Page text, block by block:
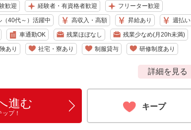
歓迎 経験者・有資格者歓迎 フリーター歓迎
（40代～）活躍中 高収入・高額 昇給あり 週払い
車通勤OK 残業ほぼなし 残業少なめ(月20h未満)
あり 社宅・寮あり 制服貸与 研修制度あり
詳細を見る
進む
プ！
キープ